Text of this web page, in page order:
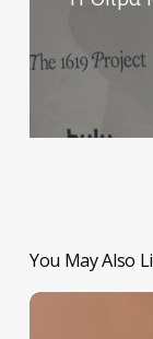
You May Also